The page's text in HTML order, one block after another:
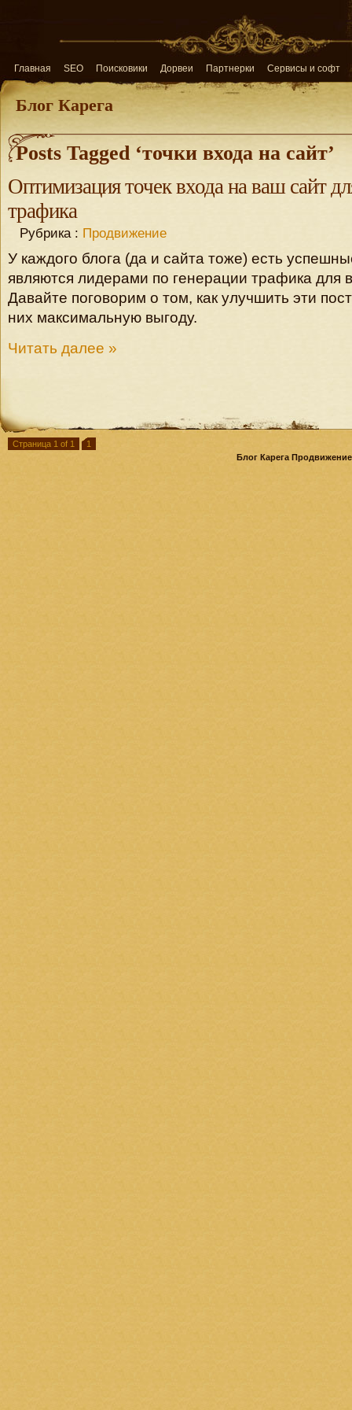
Главная SEO Поисковики Дорвеи Партнерки Сервисы и софт
Блог Карега
Posts Tagged ‘точки входа на сайт’
Оптимизация точек входа на ваш сайт
трафика
Рубрика : Продвижение
У каждого блога (да и сайта тоже) есть
являются лидерами по генерации трафика для
Давайте поговорим о том, как улучшить эти
них максимальную выгоду.
Читать далее »
Страница 1 of 1
1
Блог Карега